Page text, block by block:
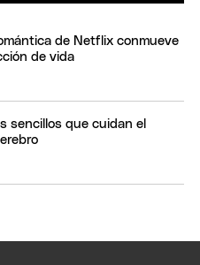
de Netflix conmueve
de vida
sencillos que cuidan el